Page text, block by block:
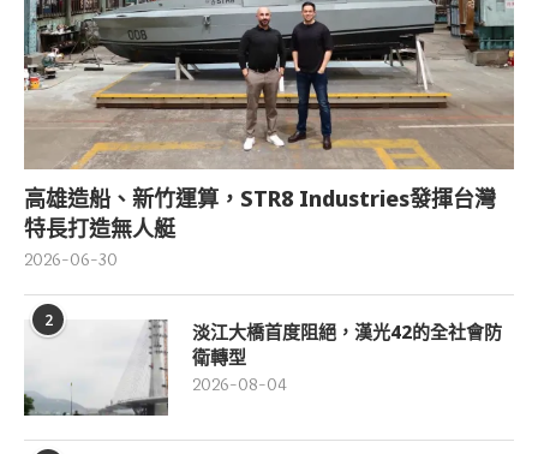
高雄造船、新竹運算，STR8 Industries發揮台灣
特長打造無人艇
2026-06-30
2
淡江大橋首度阻絕，漢光42的全社會防
衛轉型
2026-08-04